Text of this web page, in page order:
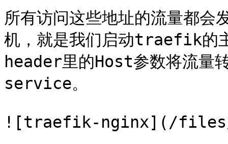
所有访问这些地址的流量都
机，就是我们启动traefik
header里的Host参数将流量
service。
![traefik-nginx](/files/